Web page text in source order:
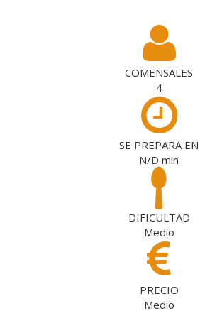
COMENSALES
4
SE PREPARA EN
N/D min
DIFICULTAD
Medio
PRECIO
Medio